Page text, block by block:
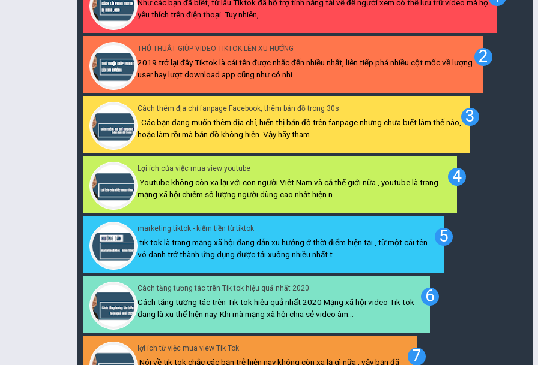
Như các bạn đã biết, từ lâu Tiktok đã hỗ trợ tính năng tải về để người xem có thể lưu trữ video mà họ
yêu thích trên điện thoại. Tuy nhiên, ...
THỦ THUẬT GIÚP VIDEO TIKTOK LÊN XU HƯỚNG
2019 trở lại đây Tiktok là cái tên được nhắc đến nhiều nhất, liên tiếp phá nhiều cột mốc về lượng
user hay lượt download app cũng như có nhi...
Cách thêm địa chỉ fanpage Facebook, thêm bản đồ trong 30s
Các bạn đang muốn thêm địa chỉ, hiển thị bản đồ trên fanpage nhưng chưa biết làm thế nào,
hoặc làm rồi mà bản đồ không hiện. Vậy hãy tham ...
Lợi ích của việc mua view youtube
Youtube không còn xa lại với con người Việt Nam và cả thế giới nữa , youtube là trang
mạng xã hội chiếm số lượng người dùng cao nhất hiện n...
marketing tiktok - kiếm tiền từ tiktok
tik tok là trang mạng xã hội đang dẫn xu hướng ở thời điểm hiện tại , từ một cái tên
vô danh trở thành ứng dụng được tải xuống nhiều nhất t...
Cách tăng tương tác trên Tik tok hiệu quả nhất 2020
Cách tăng tương tác trên Tik tok hiệu quả nhất 2020 Mạng xã hội video Tik tok
đang là xu thế hiện nay. Khi mà mạng xã hội chia sẻ video âm...
lợi ích từ việc mua view Tik Tok
Nói về tik tok chắc các bạn trẻ hiện nay không còn xa lạ gì nữa , vậy bạn đã